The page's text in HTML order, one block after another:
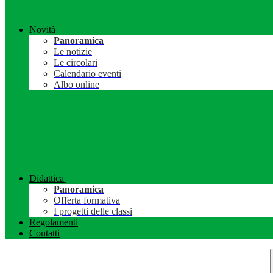
Novità
Panoramica
Le notizie
Le circolari
Calendario eventi
Albo online
Didattica
Panoramica
Offerta formativa
I progetti delle classi
Regolamenti
Contatti